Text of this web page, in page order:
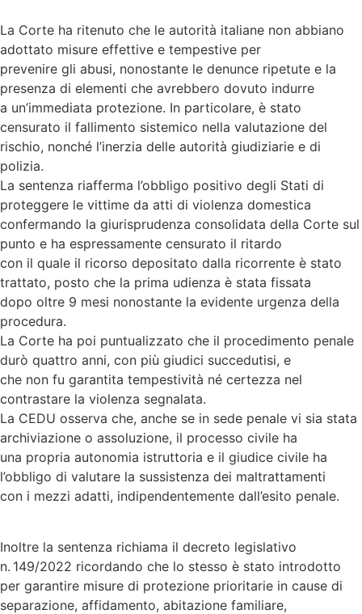
La Corte ha ritenuto che le autorità italiane non abbiano
adottato misure effettive e tempestive per
prevenire gli abusi, nonostante le denunce ripetute e la
presenza di elementi che avrebbero dovuto indurre
a un’immediata protezione. In particolare, è stato
censurato il fallimento sistemico nella valutazione del
rischio, nonché l’inerzia delle autorità giudiziarie e di
polizia.
La sentenza riafferma l’obbligo positivo degli Stati di
proteggere le vittime da atti di violenza domestica
confermando la giurisprudenza consolidata della Corte sul
punto e ha espressamente censurato il ritardo
con il quale il ricorso depositato dalla ricorrente è stato
trattato, posto che la prima udienza è stata fissata
dopo oltre 9 mesi nonostante la evidente urgenza della
procedura.
La Corte ha poi puntualizzato che il procedimento penale
durò quattro anni, con più giudici succedutisi, e
che non fu garantita tempestività né certezza nel
contrastare la violenza segnalata.
La CEDU osserva che, anche se in sede penale vi sia stata
archiviazione o assoluzione, il processo civile ha
una propria autonomia istruttoria e il giudice civile ha
l’obbligo di valutare la sussistenza dei maltrattamenti
con i mezzi adatti, indipendentemente dall’esito penale.
Inoltre la sentenza richiama il decreto legislativo
n. 149/2022 ricordando che lo stesso è stato introdotto
per garantire misure di protezione prioritarie in cause di
separazione, affidamento, abitazione familiare,